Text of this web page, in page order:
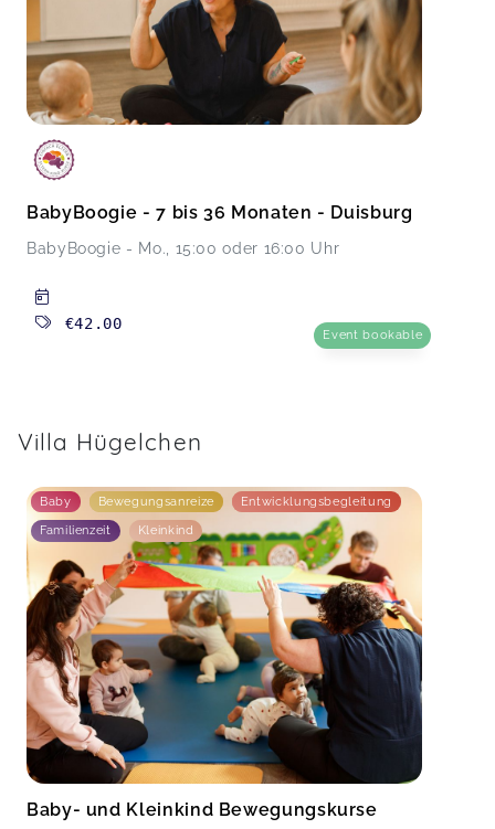
BabyBoogie - 7 bis 36 Monaten - Duisburg
BabyBoogie - Mo., 15:00 oder 16:00 Uhr
€42.00
Event bookable
Villa Hügelchen
Baby Bewegungsanreize Entwicklungsbegleitung
Familienzeit Kleinkind
Baby- und Kleinkind Bewegungskurse